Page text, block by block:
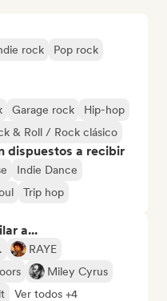
rock
Pop rock
Garage rock
Hip-hop
& Roll / Rock clásico
dispuestos a recibir
Indie Dance
Trip hop
a...
RAYE
Miley Cyrus
Ver todos +4